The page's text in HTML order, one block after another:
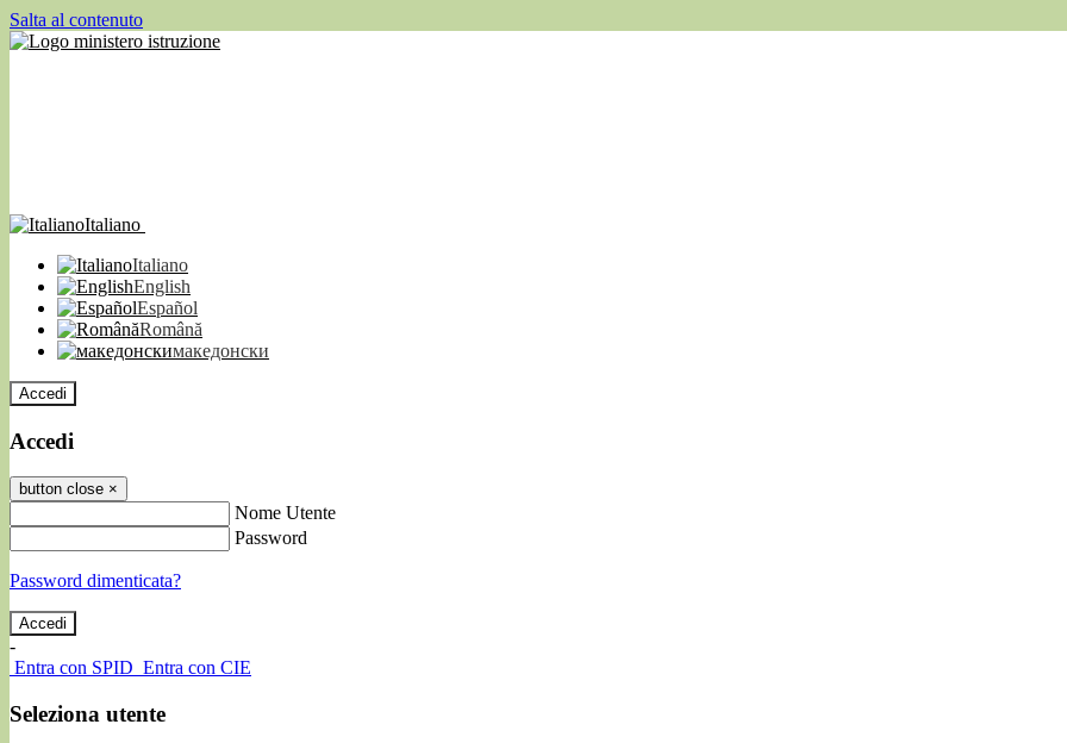
Salta al contenuto
Italiano
Italiano
English
Español
Română
македонски
Accedi
Accedi
button close ×
Nome Utente
Password
Password dimenticata?
-
Entra con SPID Entra con CIE
Seleziona utente